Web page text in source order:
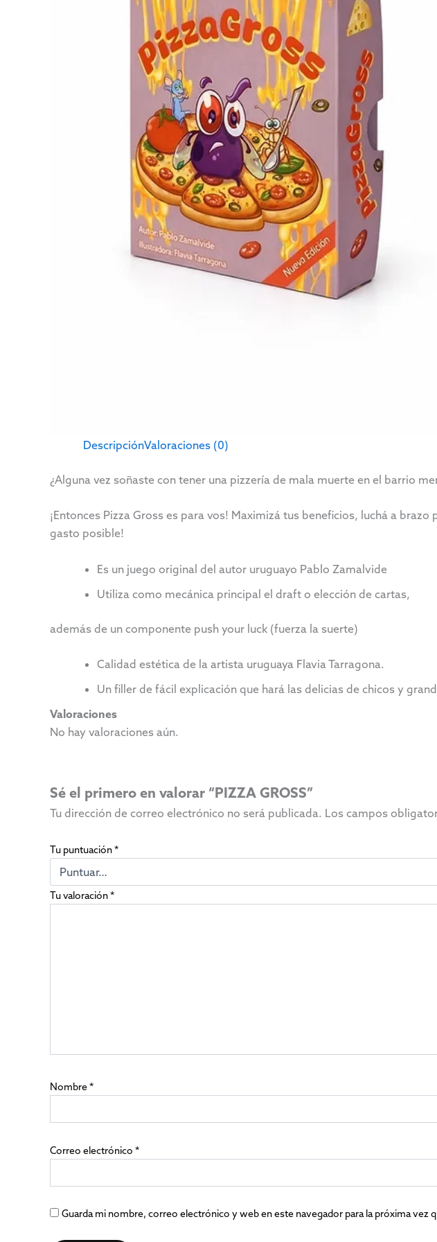
DescripciónValoraciones (0)
¿Alguna vez soñaste con tener una pizzería de mala muerte en el barrio
¡Entonces Pizza Gross es para vos! Maximizá tus beneficios, luchá a
gasto posible!
Es un juego original del autor uruguayo Pablo Zamalvide
Utiliza como mecánica principal el draft o elección de cartas,
además de un componente push your luck (fuerza la suerte)
Calidad estética de la artista uruguaya Flavia Tarragona.
Un filler de fácil explicación que hará las delicias de chicos y
Valoraciones
No hay valoraciones aún.
Sé el primero en valorar “PIZZA GROSS”
Tu dirección de correo electrónico no será publicada. Los campos
Tu puntuación*
Tu valoración*
Nombre*
Correo electrónico *
Guarda mi nombre, correo electrónico y web en este navegador para la próxima vez